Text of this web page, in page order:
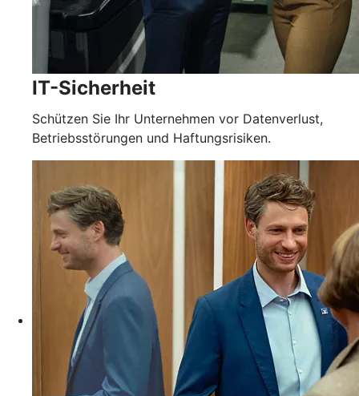
IT-Sicherheit
Schützen Sie Ihr Unternehmen vor Datenverlust,
Betriebsstörungen und Haftungsrisiken.